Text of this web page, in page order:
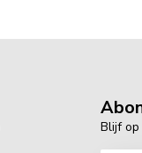
Blijf